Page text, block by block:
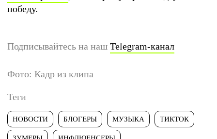
победу.
Подписывайтесь на наш Telegram-канал
Фото: Кадр из клипа
Теги
НОВОСТИ БЛОГЕРЫ МУЗЫКА ТИКТОК